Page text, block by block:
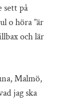
sett på
o höra ”är
och lär
Malmö,
jag ska